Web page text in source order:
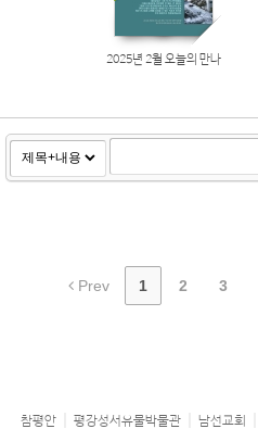
2025년 2월 오늘의 만나
Prev 1 2 3
참평안 평강성서유물박물관 남선교회